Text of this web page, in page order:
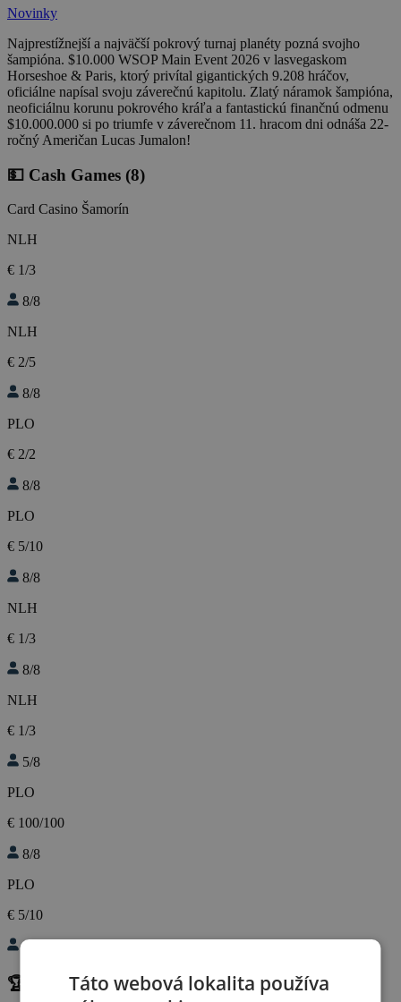
Novinky
Najprestížnejší a najväčší pokrový turnaj planéty pozná svojho
šampióna. $10.000 WSOP Main Event 2026 v lasvegaskom
Horseshoe & Paris, ktorý privítal gigantických 9.208 hráčov,
oficiálne napísal svoju záverečnú kapitolu. Zlatý náramok šampióna,
neoficiálnu korunu pokrového kráľa a fantastickú finančnú odmenu
$10.000.000 si po triumfe v záverečnom 11. hracom dni odnáša 22-
ročný Američan Lucas Jumalon!
💵 Cash Games (8)
Card Casino Šamorín
NLH
€ 1/3
8/8
NLH
€ 2/5
8/8
PLO
€ 2/2
8/8
PLO
€ 5/10
8/8
NLH
€ 1/3
8/8
NLH
€ 1/3
5/8
PLO
€ 100/100
8/8
PLO
€ 5/10
8/8
🏆 Turnaje dnes(7)
Táto webová lokalita používa